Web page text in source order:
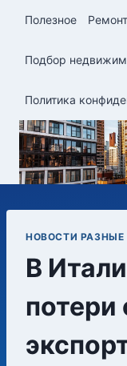
содержимому
Полезное Ремонт
Подбор
Политика
НОВОСТИ РАЗНЫЕ
В
потери